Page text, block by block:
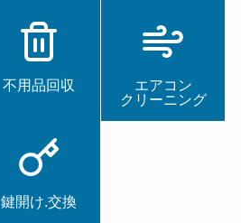
不用品回収
エアコン
クリーニング
鍵開け.交換